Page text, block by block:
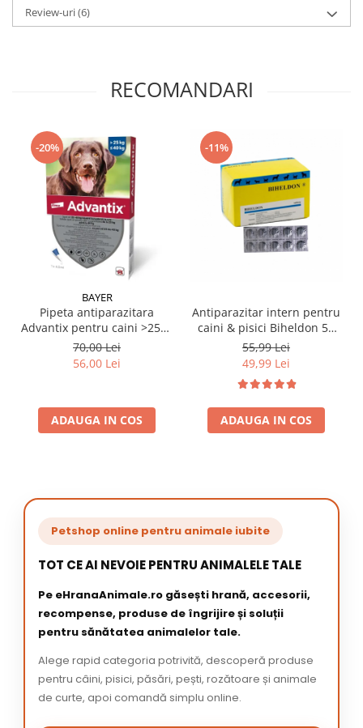
Review-uri(6)
RECOMANDARI
-20%
BAYER
Pipeta antiparazitara
Advantix pentru caini >25kg
- ≤ 40 kg ( 1 pipeta )
70,00 Lei
56,00 Lei
ADAUGA IN COS
-11%
Antiparazitar intern pentru
caini & pisici Biheldon 50
cpr
55,99 Lei
49,99 Lei
ADAUGA IN COS
Petshop online pentru animale iubite
TOT CE AI NEVOIE PENTRU ANIMALELE TALE
Pe eHranaAnimale.ro găsești hrană, accesorii,
recompense, produse de îngrijire și soluții
pentru sănătatea animalelor tale.
Alege rapid categoria potrivită, descoperă produse
pentru câini, pisici, păsări, pești, rozătoare și animale
de curte, apoi comandă simplu online.